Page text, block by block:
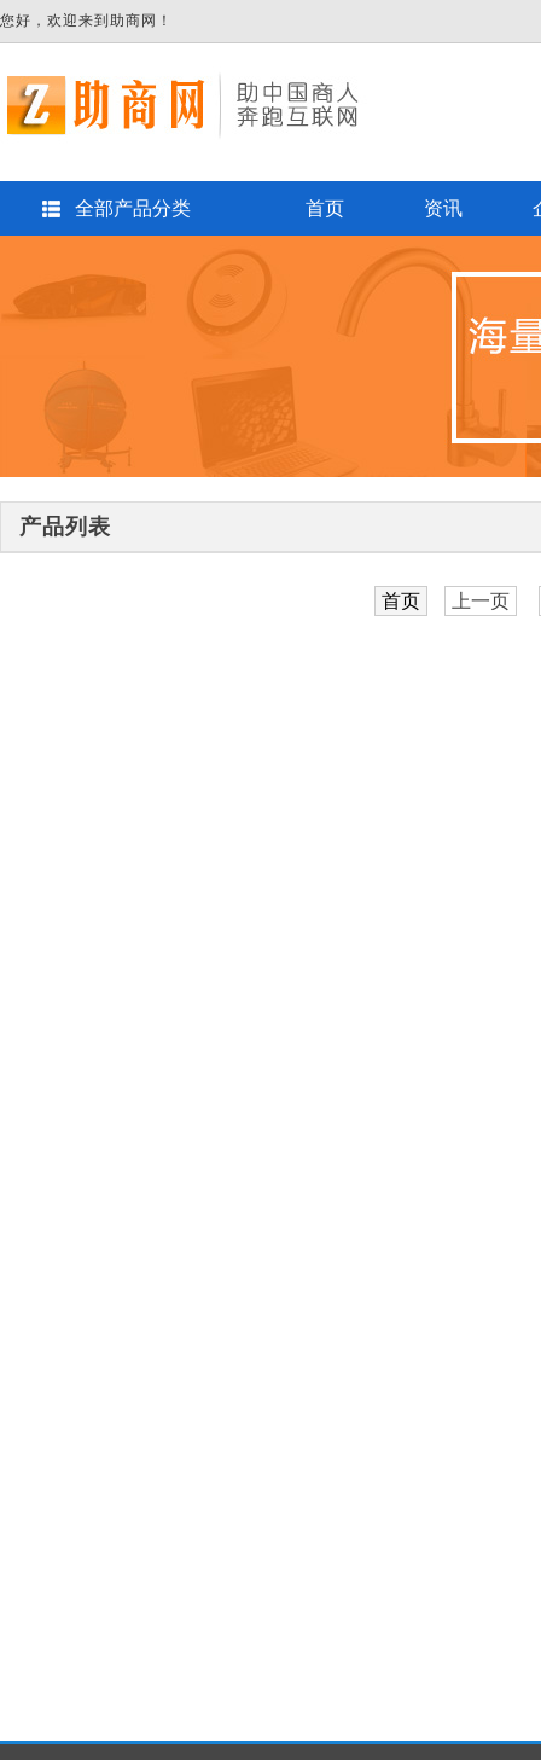
您好，欢迎来到助商网！
全部产品分类 首页 资讯
产品列表
首页 上一页